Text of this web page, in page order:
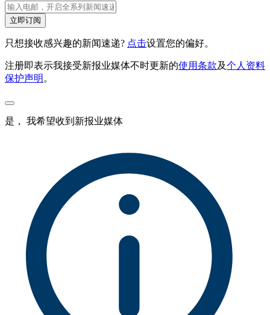
立即订阅
只想接收感兴趣的新闻速递? 点击设置您的偏好。
注册即表示我接受新报业媒体不时更新的使用条款及个人资料
保护声明 。
是， 我希望收到新报业媒体